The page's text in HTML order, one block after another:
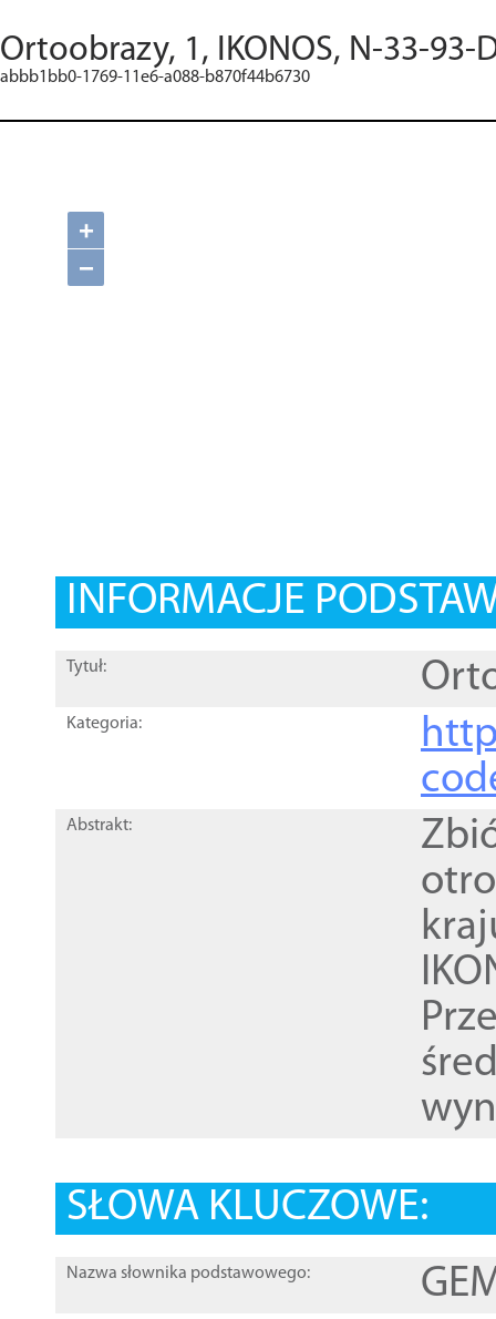
Ortoobrazy, 1, IKONOS, N-33-93-
abbb1bb0-1769-11e6-a088-b870f44b6730
+
−
INFORMACJE
Tytuł:
Kategoria:
Abstrakt:
SŁOWA KLUCZOWE:
Nazwa słownika podstawowego: